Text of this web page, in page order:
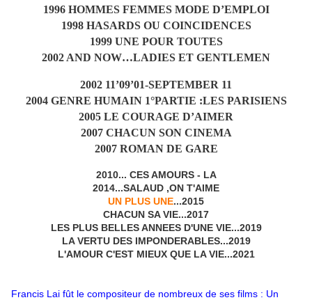
1996 HOMMES FEMMES MODE D’EMPLOI
1998 HASARDS OU COINCIDENCES
1999 UNE POUR TOUTES
2002 AND NOW…LADIES ET GENTLEMEN
2002 11’09’01-SEPTEMBER 11
2004 GENRE HUMAIN 1°PARTIE :LES PARISIENS
2005 LE COURAGE D’AIMER
2007 CHACUN SON CINEMA
2007 ROMAN DE GARE
2010... CES AMOURS - LA
2014...SALAUD ,ON T'AIME
UN PLUS UNE...2015
CHACUN SA VIE...2017
LES PLUS BELLES ANNEES D'UNE VIE...2019
LA VERTU DES IMPONDERABLES...2019
L'AMOUR C'EST MIEUX QUE LA VIE...2021
Francis Lai fût le compositeur de nombreux de ses films : Un